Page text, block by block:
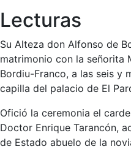
Lecturas
Su Alteza don Alfonso de
matrimonio con la señorita
Bordiu-Franco, a las seis y
capilla del palacio de El
Ofició la ceremonia el
Doctor Enrique Tarancón,
de Estado abuelo de la